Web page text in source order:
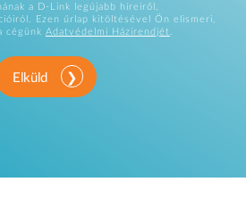
a D-Link legújabb híreiről,
Ezen űrlap kitöltésével Ön elismeri,
cégünk Adatvédelmi Házirendjét.
Elküld